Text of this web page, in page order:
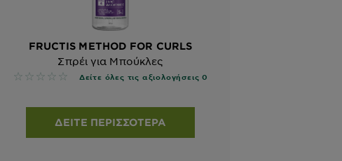
FRUCTIS METHOD FOR CURLS
Σπρέι για Μπούκλες
No reviews Δείτε όλες τις αξιολογήσεις 0
ΔΕΊΤΕ ΠΕΡΙΣΣΌΤΕΡΑ